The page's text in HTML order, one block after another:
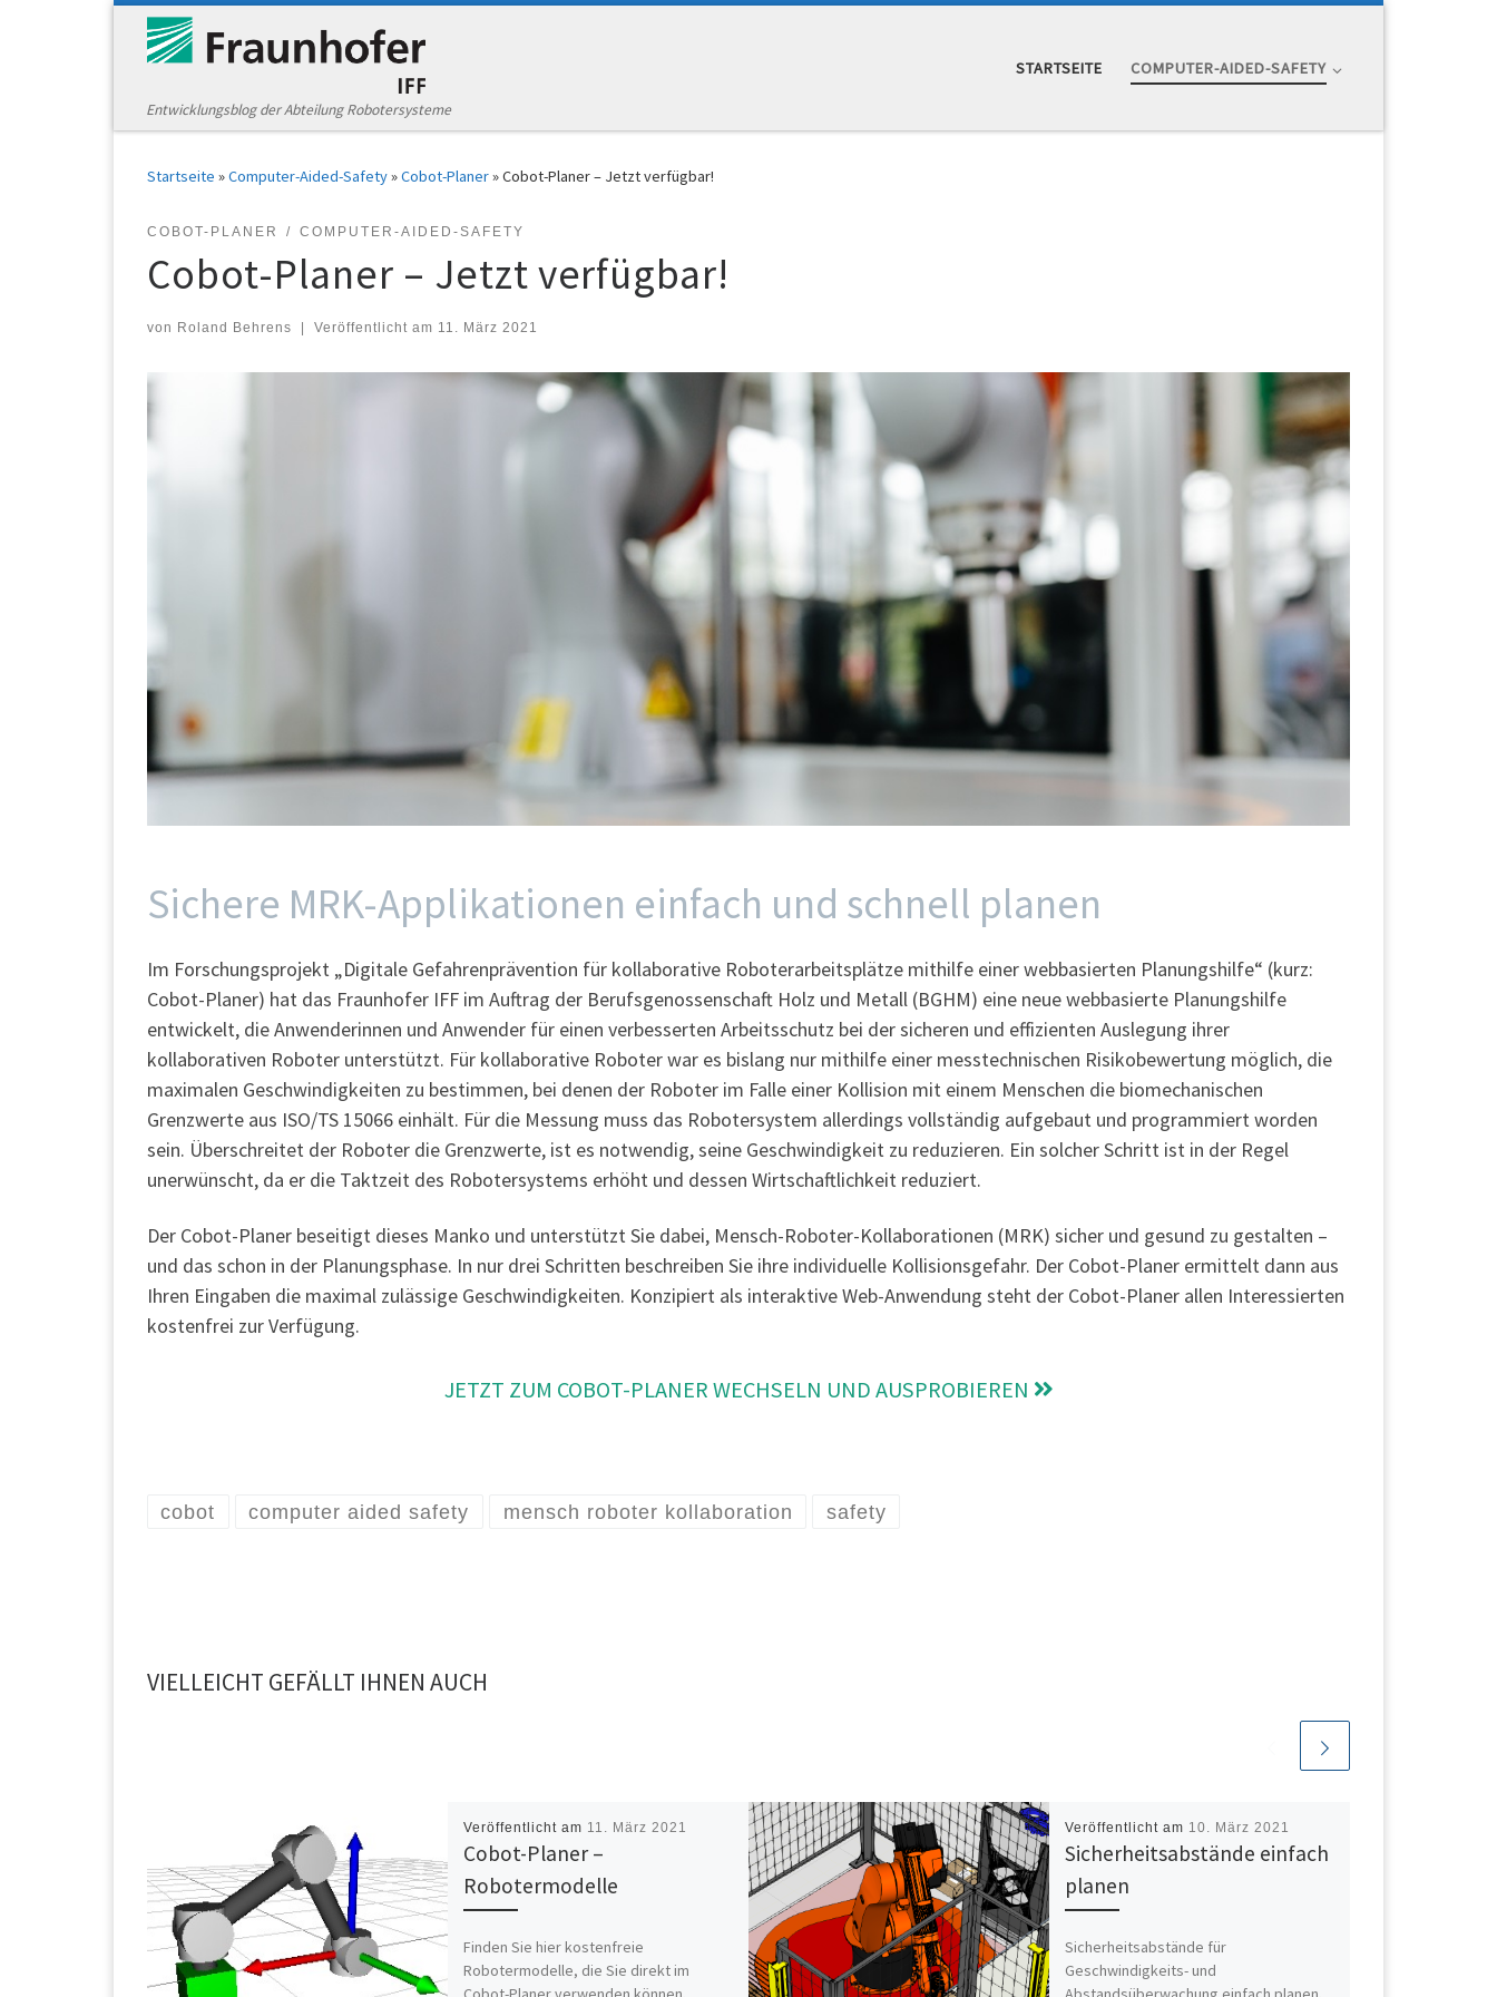
Zum Inhalt springen
Entwicklungsblog der Abteilung Robotersysteme
STARTSEITE COMPUTER-AIDED-SAFETY
Startseite »Computer-Aided-Safety»Cobot-Planer»Cobot-Planer – Jetzt verfügbar!
COBOT-PLANER COMPUTER-AIDED-SAFETY
Cobot-Planer – Jetzt verfügbar!
von Roland Behrens | Veröffentlicht am 11. März 2021
Sichere MRK-Applikationen einfach und schnell planen
Im Forschungsprojekt „Digitale Gefahrenprävention für kollaborative Roboterarbeitsplätze mithilfe einer webbasierten Planungshilfe“ (kurz:
Cobot-Planer) hat das Fraunhofer IFF im Auftrag der Berufsgenossenschaft Holz und Metall (BGHM) eine neue webbasierte Planungshilfe
entwickelt, die Anwenderinnen und Anwender für einen verbesserten Arbeitsschutz bei der sicheren und effizienten Auslegung ihrer
kollaborativen Roboter unterstützt. Für kollaborative Roboter war es bislang nur mithilfe einer messtechnischen Risikobewertung möglich, die
maximalen Geschwindigkeiten zu bestimmen, bei denen der Roboter im Falle einer Kollision mit einem Menschen die biomechanischen
Grenzwerte aus ISO/TS 15066 einhält. Für die Messung muss das Robotersystem allerdings vollständig aufgebaut und programmiert worden
sein. Überschreitet der Roboter die Grenzwerte, ist es notwendig, seine Geschwindigkeit zu reduzieren. Ein solcher Schritt ist in der Regel
unerwünscht, da er die Taktzeit des Robotersystems erhöht und dessen Wirtschaftlichkeit reduziert.
Der Cobot-Planer beseitigt dieses Manko und unterstützt Sie dabei, Mensch-Roboter-Kollaborationen (MRK) sicher und gesund zu gestalten –
und das schon in der Planungsphase. In nur drei Schritten beschreiben Sie ihre individuelle Kollisionsgefahr. Der Cobot-Planer ermittelt dann aus
Ihren Eingaben die maximal zulässige Geschwindigkeiten. Konzipiert als interaktive Web-Anwendung steht der Cobot-Planer allen Interessierten
kostenfrei zur Verfügung.
JETZT ZUM COBOT-PLANER WECHSELN UND AUSPROBIEREN
cobot computer aided safety mensch roboter kollaboration safety
VIELLEICHT GEFÄLLT IHNEN AUCH
Veröffentlicht am 11. März 2021
Cobot-Planer –
Robotermodelle
Finden Sie hier kostenfreie
Robotermodelle, die Sie direkt im
Veröffentlicht am 10. März 2021
Sicherheitsabstände einfach
planen
Sicherheitsabstände für
Geschwindigkeits- und